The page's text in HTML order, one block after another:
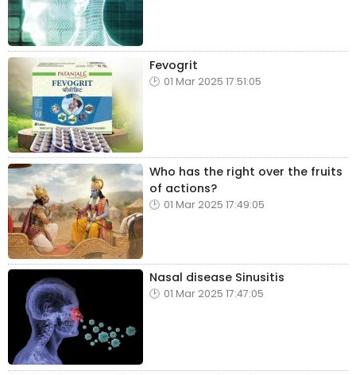
Fevogrit
01 Mar 2025 17:51:05
Who has the right over the fruits
of actions?
01 Mar 2025 17:49:05
Nasal disease Sinusitis
01 Mar 2025 17:47:05